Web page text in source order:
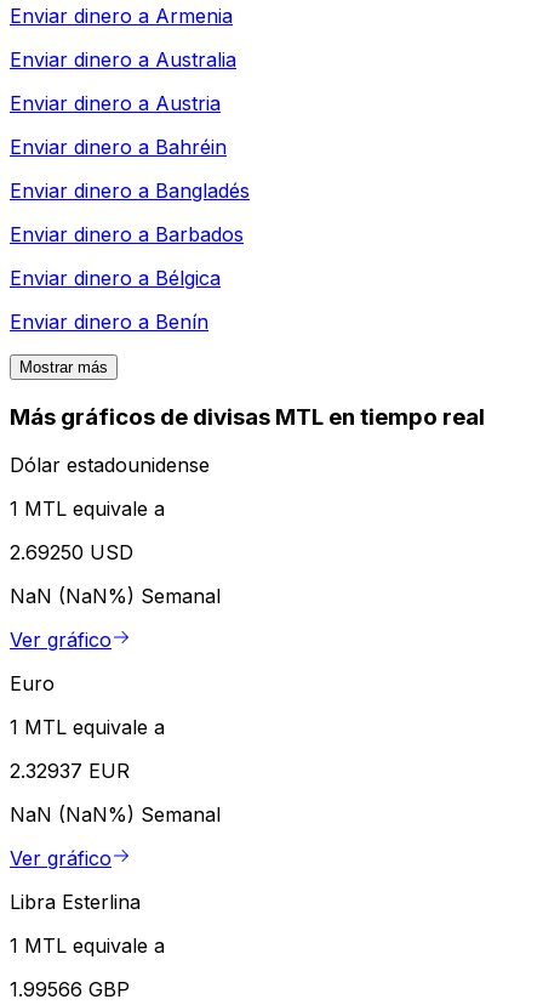
Enviar dinero a Armenia
Enviar dinero a Australia
Enviar dinero a Austria
Enviar dinero a Bahréin
Enviar dinero a Bangladés
Enviar dinero a Barbados
Enviar dinero a Bélgica
Enviar dinero a Benín
Mostrar más
Más gráficos de divisas MTL en tiempo real
Dólar estadounidense
1 MTL equivale a
2.69250 USD
NaN (NaN%) Semanal
Ver gráfico
Euro
1 MTL equivale a
2.32937 EUR
NaN (NaN%) Semanal
Ver gráfico
Libra Esterlina
1 MTL equivale a
1.99566 GBP